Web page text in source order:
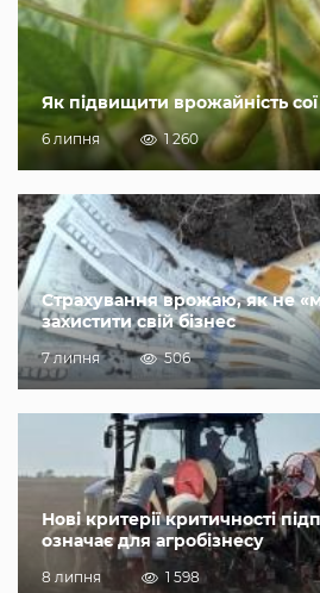
Як підвищити врожайність сої
6 липня 1 260
Страхування врожаю, як не
захистити свій бізнес
7 липня 506
Нові критерії критичності
означає для агробізнесу
8 липня 1 598